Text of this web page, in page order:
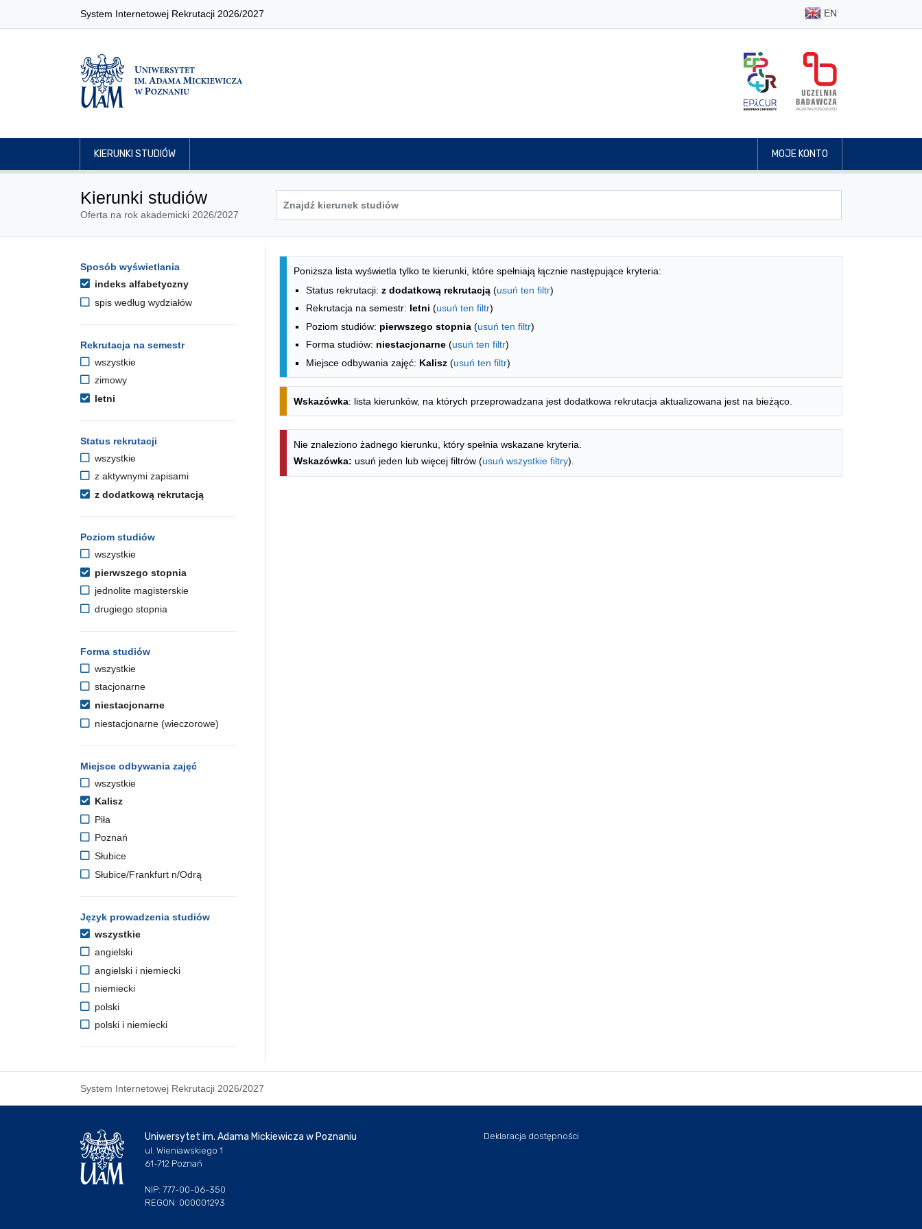
System Internetowej Rekrutacji 2026/2027 EN
KIERUNKI STUDIÓW MOJE KONTO
Kierunki studiów
Oferta na rok akademicki 2026/2027
Opcje filtrowania kierunków studiów
Przejdź do listy kierunków
Sposób wyświetlania
indeks alfabetyczny
spis według wydziałów
Rekrutacja na semestr
wszystkie
zimowy
letni
Status rekrutacji
wszystkie
z aktywnymi zapisami
z dodatkową rekrutacją
Poziom studiów
wszystkie
pierwszego stopnia
jednolite magisterskie
drugiego stopnia
Forma studiów
wszystkie
stacjonarne
niestacjonarne
niestacjonarne (wieczorowe)
Miejsce odbywania zajęć
wszystkie
Kalisz
Piła
Poznań
Słubice
Słubice/Frankfurt n/Odrą
Język prowadzenia studiów
wszystkie
angielski
angielski i niemiecki
niemiecki
polski
polski i niemiecki
Lista kierunków - indeks alfabetyczny
Poniższa lista wyświetla tylko te kierunki, które spełniają łącznie następujące kryteria:
Status rekrutacji: z dodatkową rekrutacją (usuń ten filtr)
Rekrutacja na semestr: letni (usuń ten filtr)
Poziom studiów: pierwszego stopnia (usuń ten filtr)
Forma studiów: niestacjonarne (usuń ten filtr)
Miejsce odbywania zajęć: Kalisz (usuń ten filtr)
Wskazówka: lista kierunków, na których przeprowadzana jest dodatkowa rekrutacja aktualizowana jest na bieżąco.
Nie znaleziono żadnego kierunku, który spełnia wskazane kryteria.
Wskazówka: usuń jeden lub więcej filtrów (usuń wszystkie filtry).
System Internetowej Rekrutacji 2026/2027
Uniwersytet im. Adama Mickiewicza w Poznaniu
ul. Wieniawskiego 1
61-712 Poznań
NIP: 777-00-06-350
REGON: 000001293
Deklaracja dostępności